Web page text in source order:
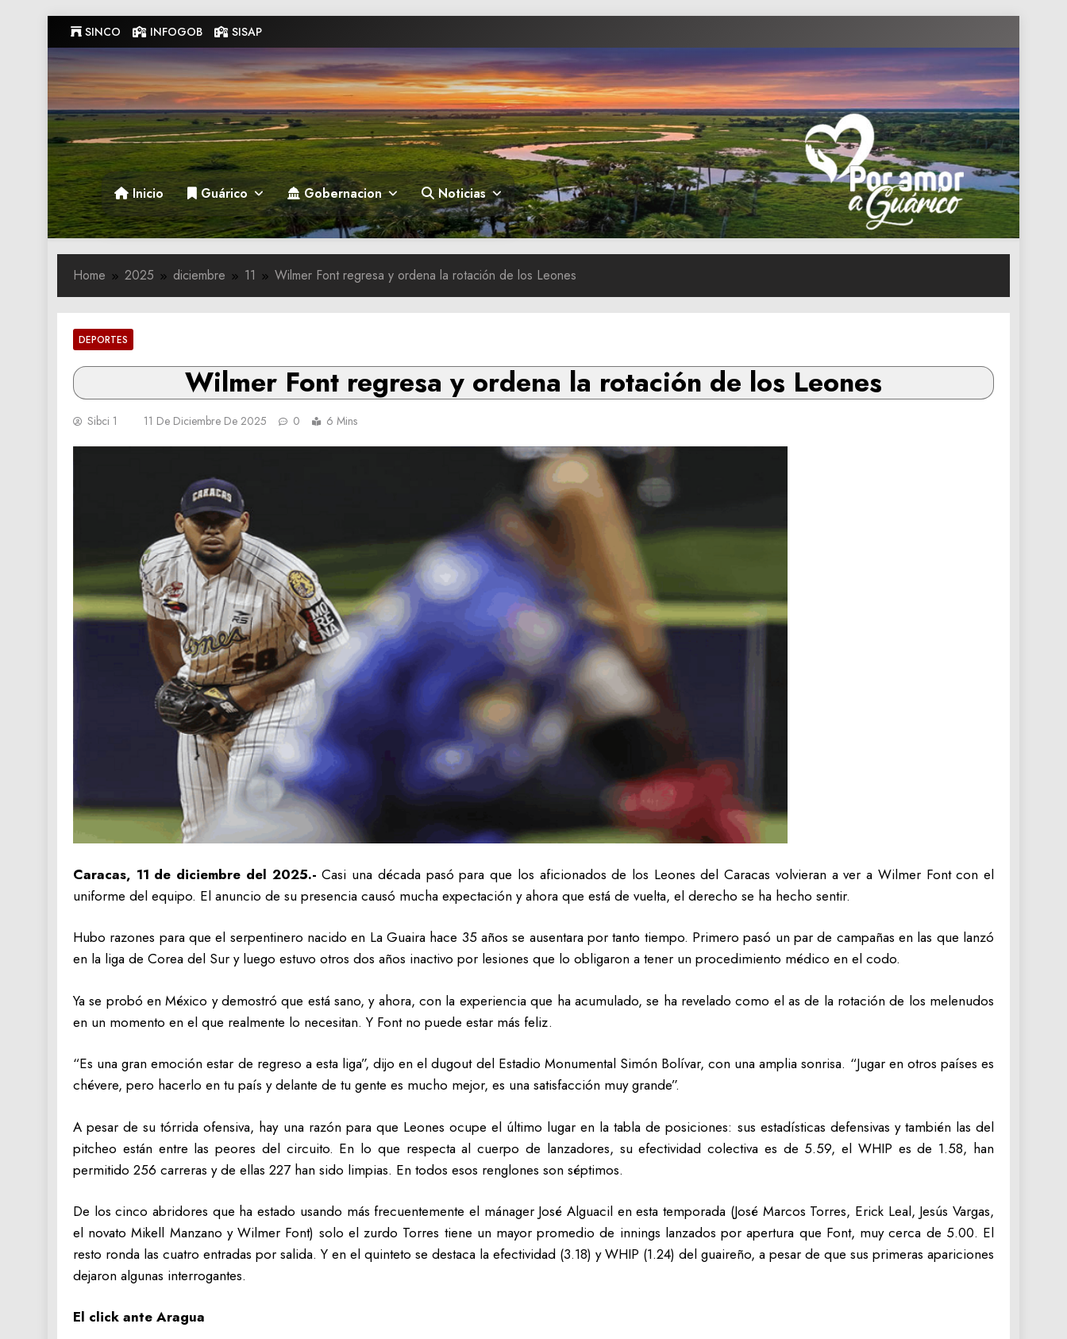
to
content
SINCO INFOGOB SISAP
Gobernacion de Guarico
Gobernacion de Guarico
Inicio Guárico Gobernacion Noticias
Home 2025 diciembre 11 Wilmer Font regresa y ordena la rotación de los Leones
DEPORTES
Wilmer Font regresa y ordena la rotación de los Leones
Sibci 1 11 De Diciembre De 2025 0 6 Mins
Caracas, 11 de diciembre del 2025.-Casi una década pasó para que los aficionados de los Leones del Caracas volvieran a ver a Wilmer Font con el
uniforme del equipo. El anuncio de su presencia causó mucha expectación y ahora que está de vuelta, el derecho se ha hecho sentir.
Hubo razones para que el serpentinero nacido en La Guaira hace 35 años se ausentara por tanto tiempo. Primero pasó un par de campañas en las que lanzó
en la liga de Corea del Sur y luego estuvo otros dos años inactivo por lesiones que lo obligaron a tener un procedimiento médico en el codo.
Ya se probó en México y demostró que está sano, y ahora, con la experiencia que ha acumulado, se ha revelado como el as de la rotación de los melenudos
en un momento en el que realmente lo necesitan. Y Font no puede estar más feliz.
“Es una gran emoción estar de regreso a esta liga”, dijo en el dugout del Estadio Monumental Simón Bolívar, con una amplia sonrisa. “Jugar en otros países es
chévere, pero hacerlo en tu país y delante de tu gente es mucho mejor, es una satisfacción muy grande”.
A pesar de su tórrida ofensiva, hay una razón para que Leones ocupe el último lugar en la tabla de posiciones: sus estadísticas defensivas y también las del
pitcheo están entre las peores del circuito. En lo que respecta al cuerpo de lanzadores, su efectividad colectiva es de 5.59, el WHIP es de 1.58, han
permitido 256 carreras y de ellas 227 han sido limpias. En todos esos renglones son séptimos.
De los cinco abridores que ha estado usando más frecuentemente el mánager José Alguacil en esta temporada (José Marcos Torres, Erick Leal, Jesús Vargas,
el novato Mikell Manzano y Wilmer Font) solo el zurdo Torres tiene un mayor promedio de innings lanzados por apertura que Font, muy cerca de 5.00. El
resto ronda las cuatro entradas por salida. Y en el quinteto se destaca la efectividad (3.18) y WHIP (1.24) del guaireño, a pesar de que sus primeras apariciones
dejaron algunas interrogantes.
El click ante Aragua